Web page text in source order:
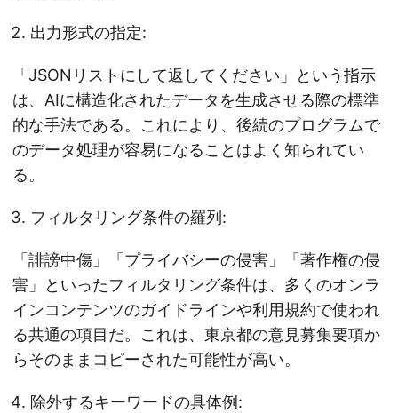
出力形式の指定:
「JSONリストにして返してください」という指示
は、AIに構造化されたデータを生成させる際の標準
的な手法である。これにより、後続のプログラムで
のデータ処理が容易になることはよく知られてい
る。
フィルタリング条件の羅列:
「誹謗中傷」「プライバシーの侵害」「著作権の侵
害」といったフィルタリング条件は、多くのオンラ
インコンテンツのガイドラインや利用規約で使われ
る共通の項目だ。これは、東京都の意見募集要項か
らそのままコピーされた可能性が高い。
除外するキーワードの具体例: